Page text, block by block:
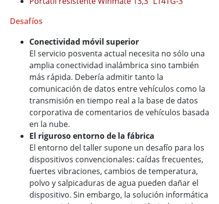
Desafíos
Conectividad móvil superior
El servicio posventa actual necesita no sólo una
amplia conectividad inalámbrica sino también
más rápida. Debería admitir tanto la
comunicación de datos entre vehículos como la
transmisión en tiempo real a la base de datos
corporativa de comentarios de vehículos basada
en la nube.
El riguroso entorno de la fábrica
El entorno del taller supone un desafío para los
dispositivos convencionales: caídas frecuentes,
fuertes vibraciones, cambios de temperatura,
polvo y salpicaduras de agua pueden dañar el
dispositivo. Sin embargo, la solución informática